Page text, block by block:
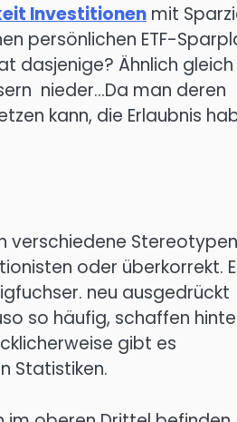
Investitionen mit
persönlichen ETF-
dasjenige? Ähnlich
nieder…Da man deren
kann, die Erlaubnis
verschiedene
oder überkorrekt.
neu ausgedrückt
so häufig, schaffen
gibt es
Statistiken.